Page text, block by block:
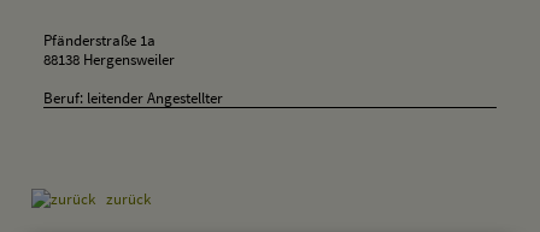
Pfänderstraße 1a
88138 Hergensweiler
Beruf: leitender Angestellter
zurück